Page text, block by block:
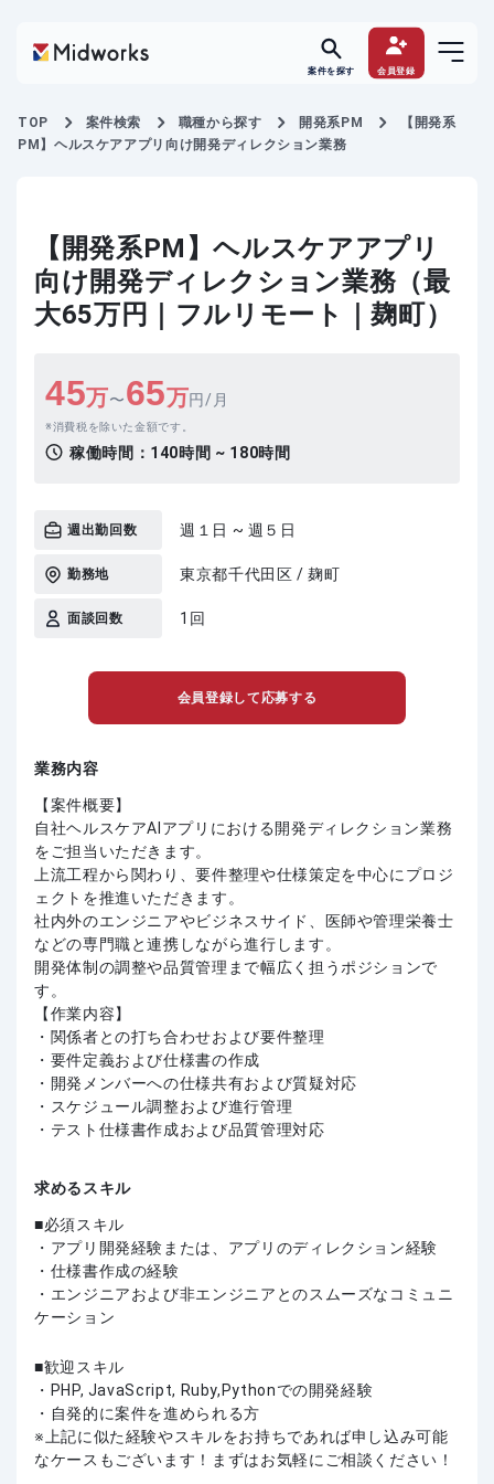
案件を探す 会員登録
TOP 案件検索 職種から探す 開発系PM
【開発系
PM】ヘルスケアアプリ向け開発ディレクション業務
【開発系PM】ヘルスケアアプリ
向け開発ディレクション業務（最
大65万円｜フルリモート｜麹町）
45万〜65万円/月
消費税を除いた金額です。
稼働時間： 140時間 ~ 180時間
週出勤回数 週１日 ~ 週５日
勤務地 東京都千代田区 / 麹町
面談回数 1回
会員登録して応募する
業務内容
【案件概要】
自社ヘルスケアAIアプリにおける開発ディレクション業務
をご担当いただきます。
上流工程から関わり、要件整理や仕様策定を中心にプロジ
ェクトを推進いただきます。
社内外のエンジニアやビジネスサイド、医師や管理栄養士
などの専門職と連携しながら進行します。
開発体制の調整や品質管理まで幅広く担うポジションで
す。
【作業内容】
・関係者との打ち合わせおよび要件整理
・要件定義および仕様書の作成
・開発メンバーへの仕様共有および質疑対応
・スケジュール調整および進行管理
・テスト仕様書作成および品質管理対応
求めるスキル
必須スキル
・アプリ開発経験または、アプリのディレクション経験
・仕様書作成の経験
・エンジニアおよび非エンジニアとのスムーズなコミュニ
ケーション
歓迎スキル
・PHP, JavaScript, Ruby,Pythonでの開発経験
・自発的に案件を進められる方
上記に似た経験やスキルをお持ちであれば申し込み可能
なケースもございます！まずはお気軽にご相談ください！